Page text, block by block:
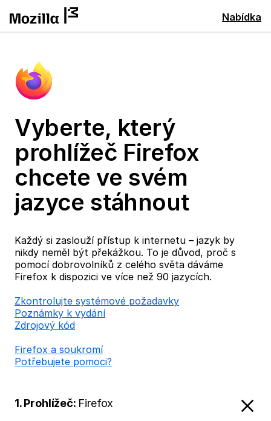
Nabídka
Vyberte, který
prohlížeč Firefox
chcete ve svém
jazyce stáhnout
Každý si zaslouží přístup k internetu – jazyk by
nikdy neměl být překážkou. To je důvod, proč s
pomocí dobrovolníků z celého světa dáváme
Firefox k dispozici ve více než 90 jazycích.
Zkontrolujte systémové požadavky
Poznámky k vydání
Zdrojový kód
Firefox a soukromí
Potřebujete pomoci?
1. Prohlížeč: Firefox